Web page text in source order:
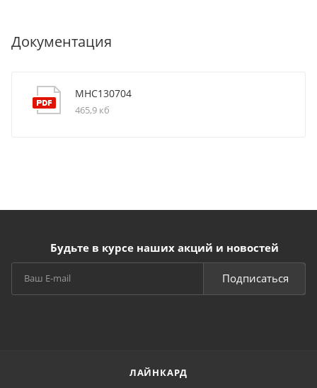
Документация
MHC130704
465,9 кб
Будьте в курсе наших акций и новостей
Подписаться
ЛАЙНКАРД